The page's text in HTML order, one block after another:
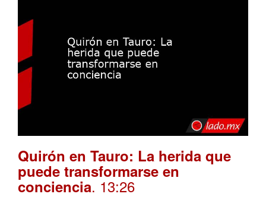
Quirón en Tauro: La herida que
puede transformarse en
conciencia. 13:26